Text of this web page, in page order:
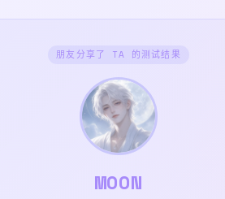
朋友分享了 TA 的测试结果
MOON